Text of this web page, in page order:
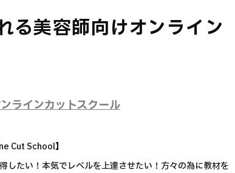
る美容師向けオンライン
ラインカットスクール
Cut School】
したい！本気でレベルを上達させたい！方々の為に教材を